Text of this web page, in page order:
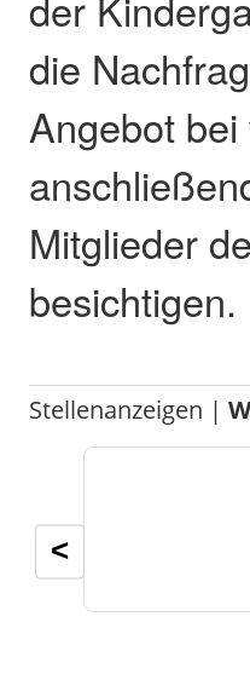
die
Angebot
Mitglieder
besichtigen.
Stellenanzeigen |
<